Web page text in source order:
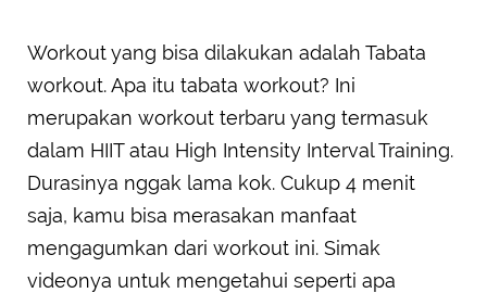
Workout yang bisa dilakukan adalah Tabata
workout. Apa itu tabata workout? Ini
merupakan workout terbaru yang termasuk
dalam HIIT atau High Intensity Interval Training.
Durasinya nggak lama kok. Cukup 4 menit
saja, kamu bisa merasakan manfaat
mengagumkan dari workout ini. Simak
videonya untuk mengetahui seperti apa